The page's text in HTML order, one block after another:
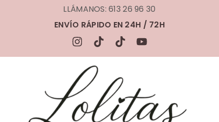
LLÁMANOS: 613 26 96 30
ENVÍO RÁPIDO EN 24H / 72H